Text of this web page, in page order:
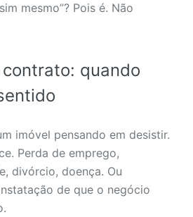
mesmo”? Pois é. Não
quando
imóvel pensando em desistir.
Perda de emprego,
divórcio, doença. Ou
de que o negócio